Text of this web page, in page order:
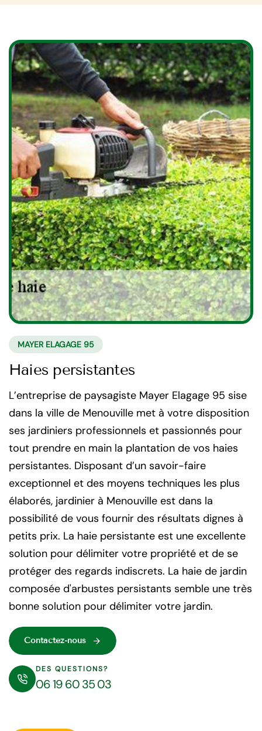
MAYER ELAGAGE 95
Haies persistantes
L’entreprise de paysagiste Mayer Elagage 95 sise
dans la ville de Menouville met à votre disposition
ses jardiniers professionnels et passionnés pour
tout prendre en main la plantation de vos haies
persistantes. Disposant d’un savoir-faire
exceptionnel et des moyens techniques les plus
élaborés, jardinier à Menouville est dans la
possibilité de vous fournir des résultats dignes à
petits prix. La haie persistante est une excellente
solution pour délimiter votre propriété et de se
protéger des regards indiscrets. La haie de jardin
composée d'arbustes persistants semble une très
bonne solution pour délimiter votre jardin.
Contactez-nous
DES QUESTIONS?
06 19 60 35 03